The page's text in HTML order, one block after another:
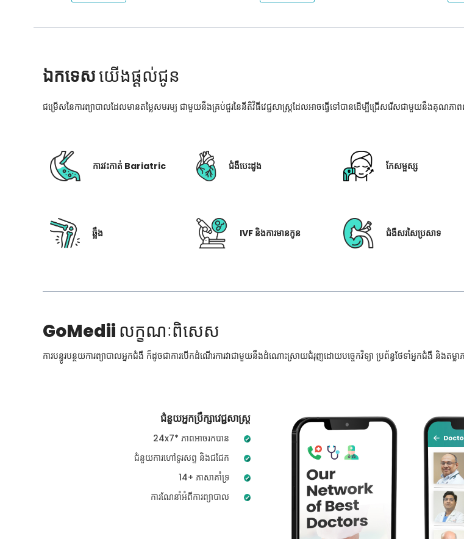
ឯកទេសយើងផ្តល់ជូន
ជម្រើសនៃការព្យាបាលដែលមានតម្លៃសមរម្យ ជាមួយនឹងគ្រប់ជួរនៃនីតិវិធីវេជ្ជសាស្រ្តដែលអាចធ្វើទៅបានដើម្បីជ្រើសរើសជាមួយនឹងគុណភា
ការវះកាត់ Bariatric ជំងឺបេះដូង កែសម្ផស្ស
ឆ្អឹង IVF និងការមានកូន ជំងឺសរសៃប្រសាទ
GoMedii លក្ខណៈពិសេស
ការបន្ធូរបន្ថយការព្យាបាលអ្នកជំងឺ ក៏ដូចជាការបើកដំណើរការវាជាមួយនឹងដំណោះស្រាយជំរុញដោយបច្ចេកវិទ្យា ប្រព័ន្ធថែទាំអ្នកជំងឺ និងត
ជំនួយអ្នកប្រឹក្សាវេជ្ជសាស្ត្រ
24x7* ភាពអាចរកបាន
ជំនួយការហៅទូរសព្ទ និងជជែក
14+ ភាសាគាំទ្រ
ការណែនាំអំពីការព្យាបាល